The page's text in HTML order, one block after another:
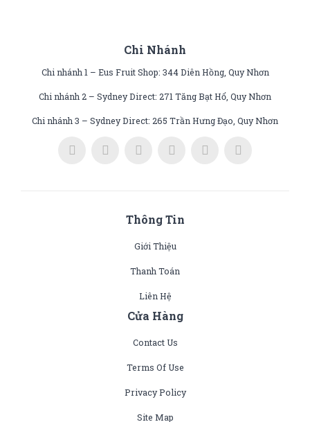
Chi Nhánh
Chi nhánh 1 – Eus Fruit Shop: 344 Diên Hồng, Quy Nhơn
Chi nhánh 2 – Sydney Direct: 271 Tăng Bạt Hổ, Quy Nhơn
Chi nhánh 3 – Sydney Direct: 265 Trần Hưng Đạo, Quy Nhơn
Thông Tin
Giới Thiệu
Thanh Toán
Liên Hệ
Cửa Hàng
Contact Us
Terms Of Use
Privacy Policy
Site Map